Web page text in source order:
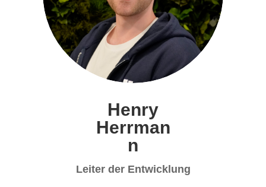
Henry
Herrman
n
Leiter der Entwicklung